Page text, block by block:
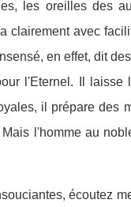
les oreilles des
clairement avec
en effet, dit
l'Eternel. Il
il prépare des
Mais l'homme au
écoutez